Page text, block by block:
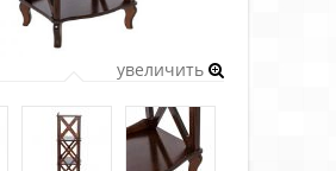
увеличить